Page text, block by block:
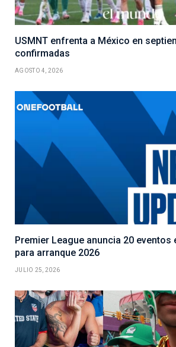
USMNT enfrenta a México en
confirmadas
AGOSTO 4, 2026
Premier League anuncia 20 eventos
para arranque 2026
JULIO 25, 2026